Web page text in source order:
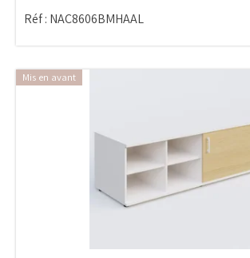
Réf : NAC8606BMHAAL
Mis en avant